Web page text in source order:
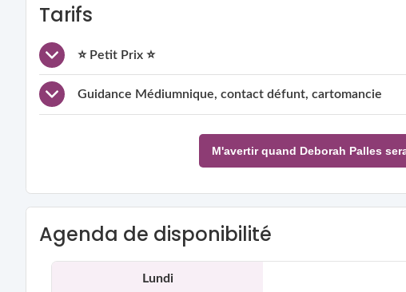
Tarifs
⭐ Petit Prix ⭐
Guidance Médiumnique, contact défunt, cartomancie
M'avertir quand Deborah Palles
Agenda de disponibilité
Lundi